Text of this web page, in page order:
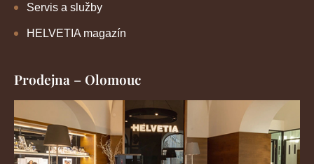
Servis a služby
HELVETIA magazín
Prodejna – Olomouc